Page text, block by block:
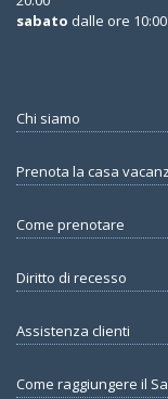
sabato dalle ore
Chi siamo
Prenota la casa
Come prenotare
Diritto di recesso
Assistenza clienti
Come raggiungere il